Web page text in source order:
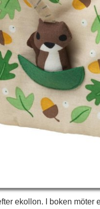
ekollon. I boken möter